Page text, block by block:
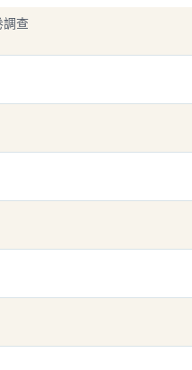
調查